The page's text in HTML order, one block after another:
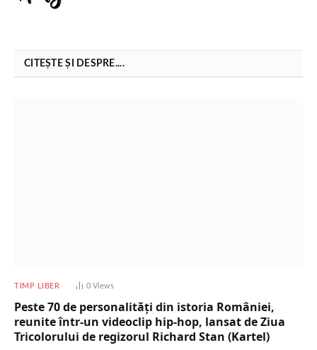
CITEȘTE ȘI DESPRE....
TIMP LIBER 0 Views
Peste 70 de personalități din istoria României,
reunite într-un videoclip hip-hop, lansat de Ziua
Tricolorului de regizorul Richard Stan (Kartel)